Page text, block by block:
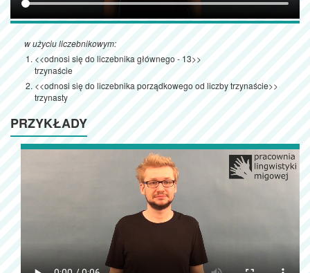
w użyciu liczebnikowym:
<<odnosi się do liczebnika głównego - 13>>
trzynaście
<<odnosi się do liczebnika porządkowego od liczby trzynaście>>
trzynasty
PRZYKŁADY